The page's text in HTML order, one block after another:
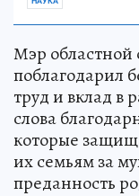
Мэр областной
поблагодарил
труд и вклад в
слова
которые
их семьям за
преданность